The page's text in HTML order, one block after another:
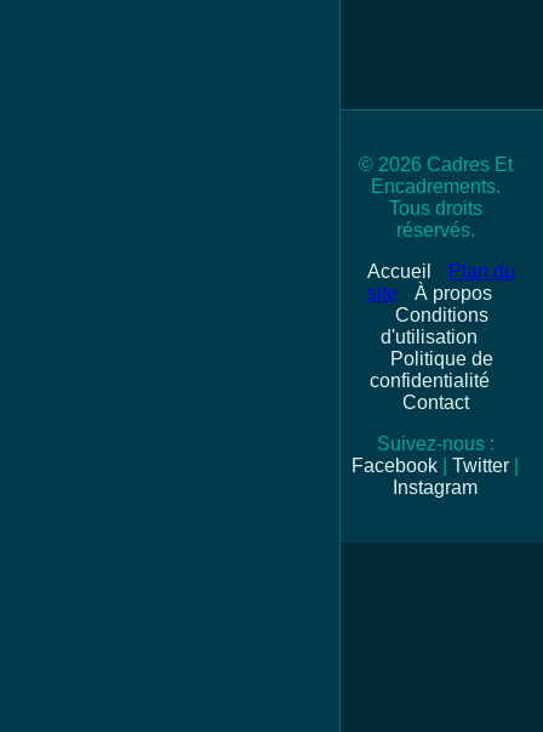
© 2026 Cadres Et
Encadrements.
Tous droits
réservés.
Accueil
Plan du
site
À propos
Conditions
d'utilisation
Politique de
confidentialité
Contact
Suivez-nous :
Facebook
Twitter
Instagram